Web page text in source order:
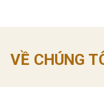
VỀ CHÚNG